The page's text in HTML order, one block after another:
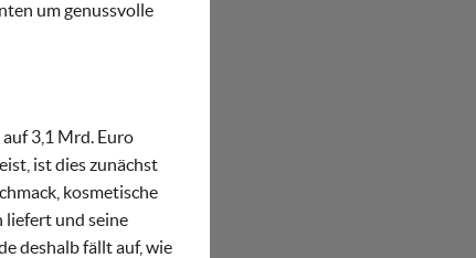
um genussvolle
3,1 Mrd. Euro
ist dies zunächst
kosmetische
und seine
deshalb fällt auf, wie